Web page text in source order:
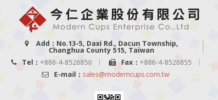
Add：No.13-5, Daxi Rd., Dacun Township,
Changhua County 515, Taiwan
Tel： +886-4-8526850 Fax： +886-4-8526855
E-mail： sales@moderncups.com.tw